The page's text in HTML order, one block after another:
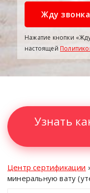
Нажатие кнопки
настоящей
Узнать
Центр сертификации
минеральную вату